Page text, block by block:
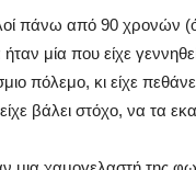
πάνω από 90 χρονών
μία που είχε
πόλεμο, κι είχε
βάλει στόχο, να τα